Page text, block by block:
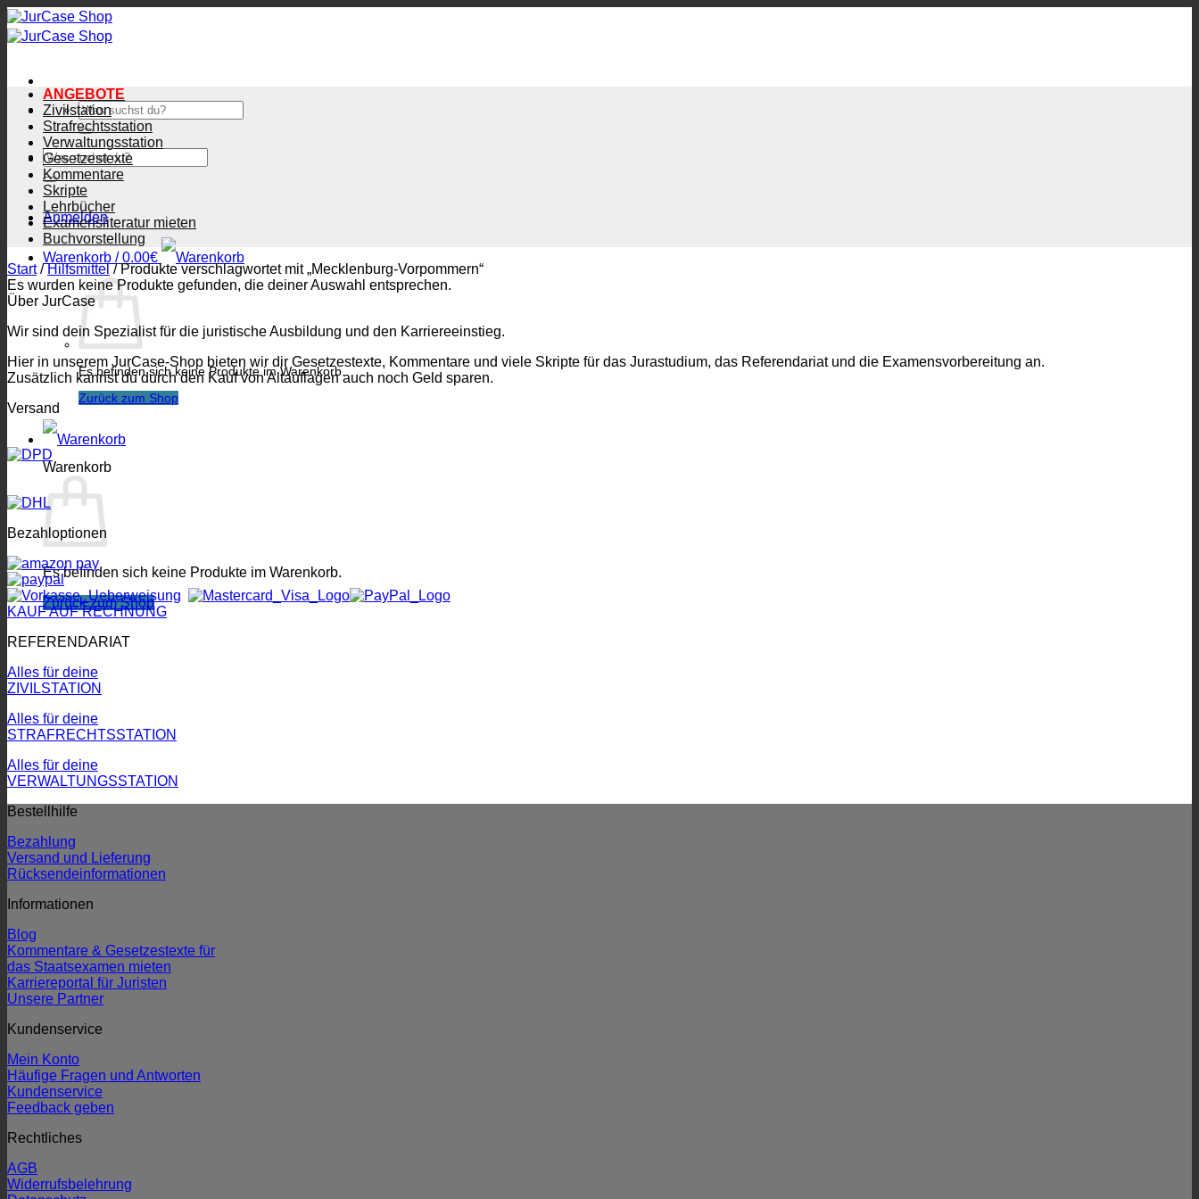
Zum
Inhalt
springen
Suchen
nach:
Suchen
nach:
Anmelden
Warenkorb /0.00€
Es befinden sich keine Produkte im Warenkorb.
Zurück zum Shop
Warenkorb
Es befinden sich keine Produkte im Warenkorb.
Zurück zum Shop
ANGEBOTE
Zivilstation
Strafrechtsstation
Verwaltungsstation
Gesetzestexte
Kommentare
Skripte
Lehrbücher
Examensliteratur mieten
Buchvorstellung
Start / Hilfsmittel /Produkte verschlagwortet mit „Mecklenburg-Vorpommern“
Es wurden keine Produkte gefunden, die deiner Auswahl entsprechen.
Über JurCase
Wir sind dein Spezialist für die juristische Ausbildung und den Karriereeinstieg.
Hier in unserem JurCase-Shop bieten wir dir Gesetzestexte, Kommentare und viele Skripte für das Jurastudium, das Referendariat und die Examensvorbereitung an.
Zusätzlich kannst du durch den Kauf von Altauflagen auch noch Geld sparen.
Versand
Bezahloptionen
KAUF AUF RECHNUNG
REFERENDARIAT
Alles für deine
ZIVILSTATION
Alles für deine
STRAFRECHTSSTATION
Alles für deine
VERWALTUNGSSTATION
Bestellhilfe
Bezahlung
Versand und Lieferung
Rücksendeinformationen
Informationen
Blog
Kommentare & Gesetzestexte für
das Staatsexamen mieten
Karriereportal für Juristen
Unsere Partner
Kundenservice
Mein Konto
Häufige Fragen und Antworten
Kundenservice
Feedback geben
Rechtliches
AGB
Widerrufsbelehrung